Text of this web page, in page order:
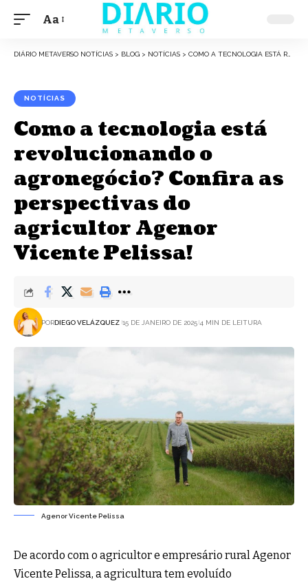
Font
Aa
DIÁRIO METAVERSO NOTÍCIAS > BLOG > NOTÍCIAS > COMO A TECNOLOGIA ESTÁ REVOLUCIONANDO O AGRONEGÓCIO? CONFIRA AS PERSPECTIVAS DO AGRICULTOR AGENOR VICENTE PELISSA!
NOTÍCIAS
Como a tecnologia está
revolucionando o
agronegócio? Confira as
perspectivas do
agricultor Agenor
Vicente Pelissa!
PORDIEGO VELÁZQUEZ 15 DE JANEIRO DE 2025 4 MIN DE LEITURA
Agenor Vicente Pelissa
De acordo com o agricultor e empresário rural Agenor
Vicente Pelissa, a agricultura tem evoluído